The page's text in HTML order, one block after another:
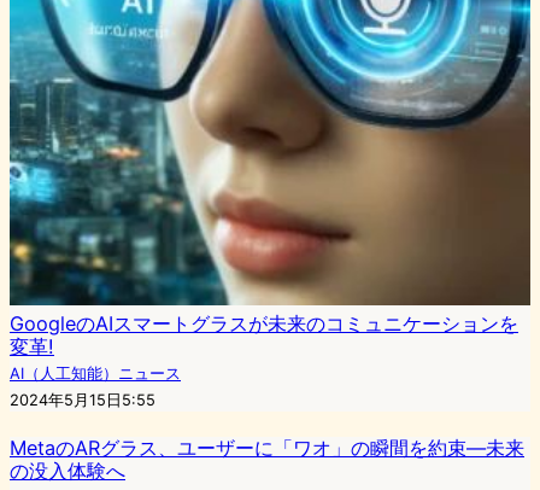
GoogleのAIスマートグラスが未来のコミュニケーションを
変革!
AI（人工知能）ニュース
2024年5月15日5:55
MetaのARグラス、ユーザーに「ワオ」の瞬間を約束—未来
の没入体験へ